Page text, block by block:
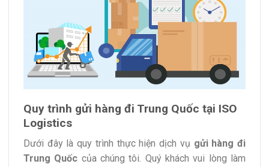
Quy trình gửi hàng đi Trung Quốc tại ISO
Logistics
Dưới đây là quy trình thực hiện dịch vụ gửi hàng đi
Trung Quốc của chúng tôi. Quý khách vui lòng làm